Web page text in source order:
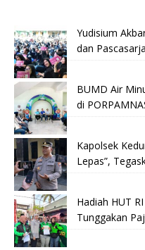
Yudisium
dan
BUMD Air
di
Kapolsek
Lepas”,
Hadiah HUT
Tunggakan